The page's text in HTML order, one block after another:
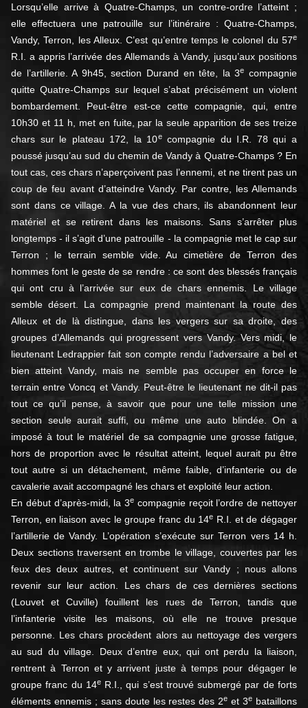
Lorsqu’elle arrive à Quatre-Champs, un contre-ordre l’atteint ;
elle effectuera une patrouille sur l’itinéraire : Quatre-Champs,
Vandy, Terron, les Alleux. C’est qu’entre temps le colonel du 57e
R.I. a appris l’arrivée des Allemands à Vandy, jusqu’aux positions
de l’artillerie. A 9h45, section Durand en tête, la 3e compagnie
quitte Quatre-Champs sur lequel s’abat précisément un violent
bombardement. Peut-être est-ce cette compagnie, qui, entre
10h30 et 11 h, met en fuite, par la seule apparition de ses treize
chars sur le plateau 172, la 10ecompagnie du I.R. 78 qui a
poussé jusqu’au sud du chemin de Vandy à Quatre-Champs ? En
tout cas, ces chars n’aperçoivent pas l’ennemi, et ne tirent pas un
coup de feu avant d’atteindre Vandy. Par contre, les Allemands
sont dans ce village. A la vue des chars, ils abandonnent leur
matériel et se retirent dans les maisons. Sans s’arrêter plus
longtemps - il s’agit d’une patrouille - la compagnie met le cap sur
Terron ; le terrain semble vide. Au cimetière de Terron des
hommes font le geste de se rendre : ce sont des blessés français
qui ont cru à l’arrivée sur eux de chars ennemis. Le village
semble désert. La compagnie prend maintenant la route des
Alleux et de là distingue, dans les vergers sur sa droite, des
groupes d’Allemands qui progressent vers Vandy. Vers midi, le
lieutenant Ledrappier fait son compte rendu l’adversaire a bel et
bien atteint Vandy, mais ne semble pas occuper en force le
terrain entre Voncq et Vandy. Peut-être le lieutenant ne dit-il pas
tout ce qu’il pense, à savoir que pour une telle mission une
section seule aurait suffi, ou même une auto blindée. On a
imposé à tout le matériel de sa compagnie une grosse fatigue,
hors de proportion avec le résultat atteint, lequel aurait pu être
tout autre si un détachement, même faible, d’infanterie ou de
cavalerie avait accompagné les chars et exploité leur action.
En début d’après-midi, la 3e compagnie reçoit l’ordre de nettoyer
Terron, en liaison avec le groupe franc du 14e R.I. et de dégager
l’artillerie de Vandy. L’opération s’exécute sur Terron vers 14 h.
Deux sections traversent en trombe le village, couvertes par les
feux des deux autres, et continuent sur Vandy ; nous allons
revenir sur leur action. Les chars de ces dernières sections
(Louvet et Cuville) fouillent les rues de Terron, tandis que
l’infanterie visite les maisons, où elle ne trouve presque
personne. Les chars procèdent alors au nettoyage des vergers
au sud du village. Deux d’entre eux, qui ont perdu la liaison,
rentrent à Terron et y arrivent juste à temps pour dégager le
groupe franc du 14eR.I., qui s’est trouvé submergé par de forts
éléments ennemis ; sans doute les restes des 2e et 3e bataillons